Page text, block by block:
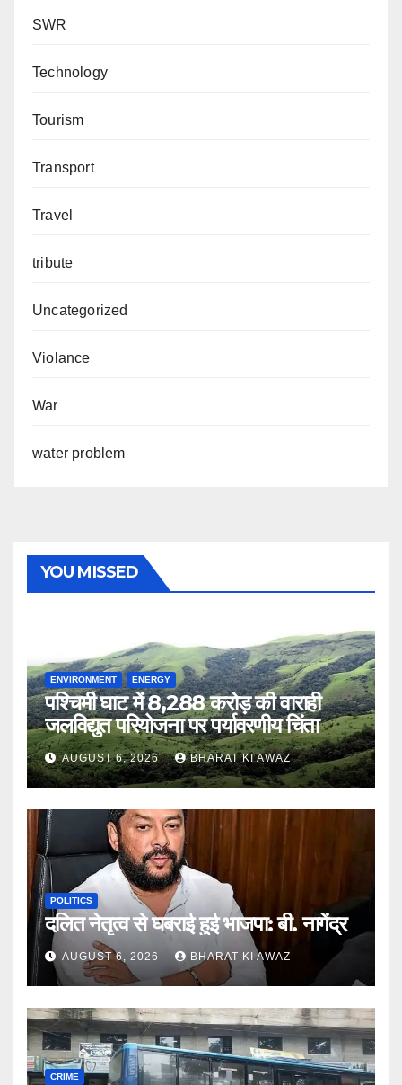
SWR
Technology
Tourism
Transport
Travel
tribute
Uncategorized
Violance
War
water problem
YOU MISSED
ENVIRONMENT ENERGY
पश्चिमी घाट में 8,288 करोड़ की वाराही
जलविद्युत परियोजना पर पर्यावरणीय चिंता
AUGUST 6, 2026 BHARAT KI AWAZ
POLITICS
दलित नेतृत्व से घबराई हुई भाजपा: बी. नागेंद्र
AUGUST 6, 2026 BHARAT KI AWAZ
CRIME